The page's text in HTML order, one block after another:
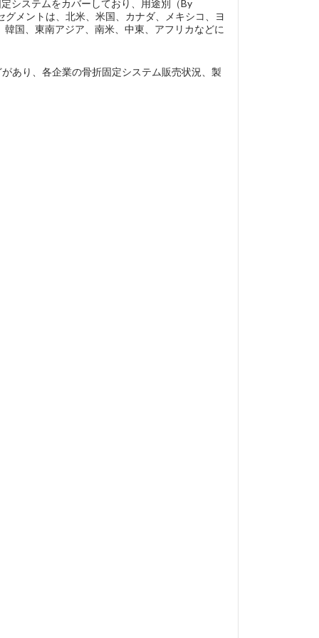
システムをカバーしており、用途別（By
メントは、北米、米国、カナダ、メキシコ、ヨ
国、東南アジア、南米、中東、アフリカなどに
あり、各企業の骨折固定システム販売状況、製